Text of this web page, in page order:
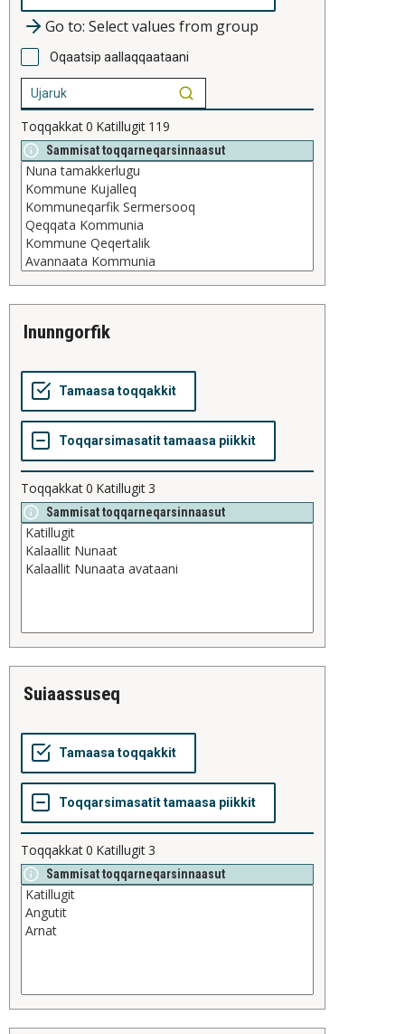
Go to: Select values from group
Oqaatsip aallaqqaataani
Toqqakkat0 Katillugit 119
Sammisat toqqarneqarsinnaasut
inunngorfik
Toqqakkat0 Katillugit3
Sammisat toqqarneqarsinnaasut
suiaassuseq
Toqqakkat0 Katillugit3
Sammisat toqqarneqarsinnaasut